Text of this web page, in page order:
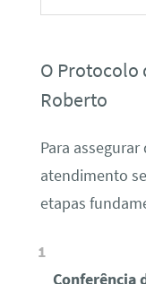
O Protocolo
Roberto
Para
atendimento
etapas
Conferência